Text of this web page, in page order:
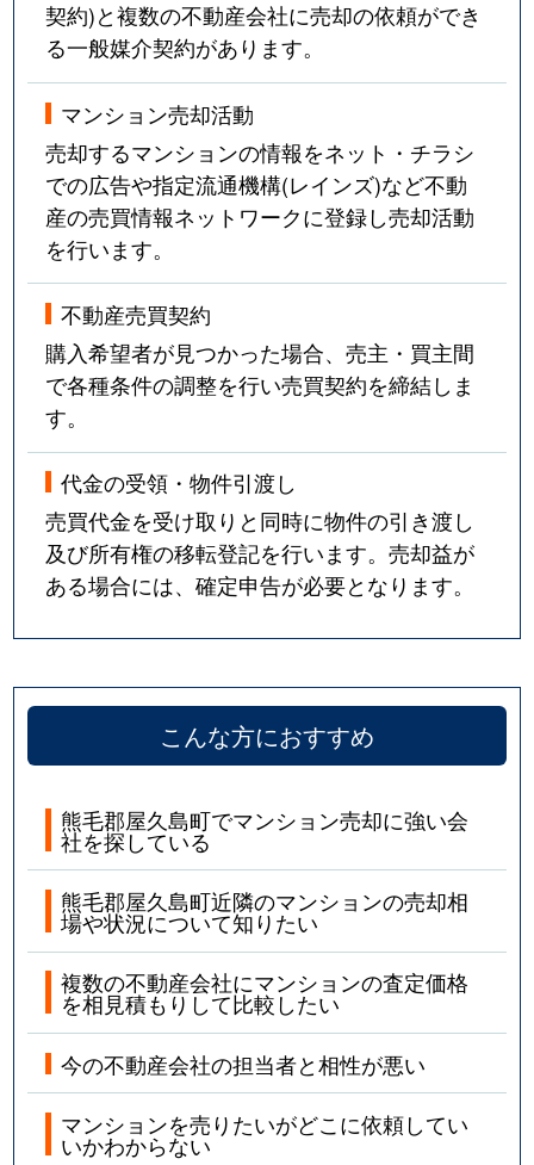
契約)と複数の不動産会社に売却の依頼ができ
る一般媒介契約があります。
マンション売却活動
売却するマンションの情報をネット・チラシ
での広告や指定流通機構(レインズ)など不動
産の売買情報ネットワークに登録し売却活動
を行います。
不動産売買契約
購入希望者が見つかった場合、売主・買主間
で各種条件の調整を行い売買契約を締結しま
す。
代金の受領・物件引渡し
売買代金を受け取りと同時に物件の引き渡し
及び所有権の移転登記を行います。売却益が
ある場合には、確定申告が必要となります。
こんな方におすすめ
熊毛郡屋久島町でマンション売却に強い会
社を探している
熊毛郡屋久島町近隣のマンションの売却相
場や状況について知りたい
複数の不動産会社にマンションの査定価格
を相見積もりして比較したい
今の不動産会社の担当者と相性が悪い
マンションを売りたいがどこに依頼してい
いかわからない